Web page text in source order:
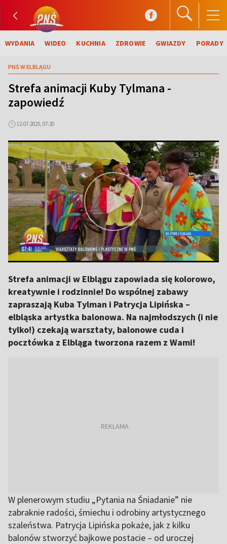
WYDANIA WIDEO KUCHNIA ZDROWIE GWIAZDY PORADY
PNŚ W ELBLĄGU
Strefa animacji Kuby Tylmana -
zapowiedź
12.07.2025, 07:20
Strefa animacji w Elblągu zapowiada się kolorowo,
kreatywnie i rodzinnie! Do wspólnej zabawy
zapraszają Kuba Tylman i Patrycja Lipińska –
elbląska artystka balonowa. Na najmłodszych (i nie
tylko!) czekają warsztaty, balonowe cuda i
pocztówka z Elbląga tworzona razem z Wami!
W plenerowym studiu „Pytania na Śniadanie” nie
zabraknie radości, śmiechu i odrobiny artystycznego
szaleństwa. Patrycja Lipińska pokaże, jak z kilku
balonów stworzyć bajkowe postacie – od uroczej